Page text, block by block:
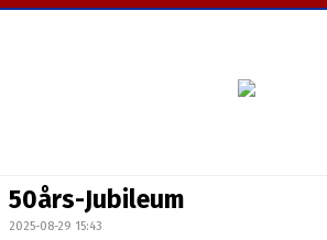
DOKUMENT
50års-Jubileum
2025-08-29 15:43